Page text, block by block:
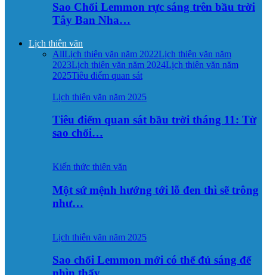
Sao Chổi Lemmon rực sáng trên bầu trời
Tây Ban Nha…
Lịch thiên văn
AllLịch thiên văn năm 2022Lịch thiên văn năm
2023Lịch thiên văn năm 2024Lịch thiên văn năm
2025Tiêu điểm quan sát
Lịch thiên văn năm 2025
Tiêu điểm quan sát bầu trời tháng 11: Từ
sao chổi…
Kiến thức thiên văn
Một sứ mệnh hướng tới lỗ đen thì sẽ trông
như…
Lịch thiên văn năm 2025
Sao chổi Lemmon mới có thể đủ sáng để